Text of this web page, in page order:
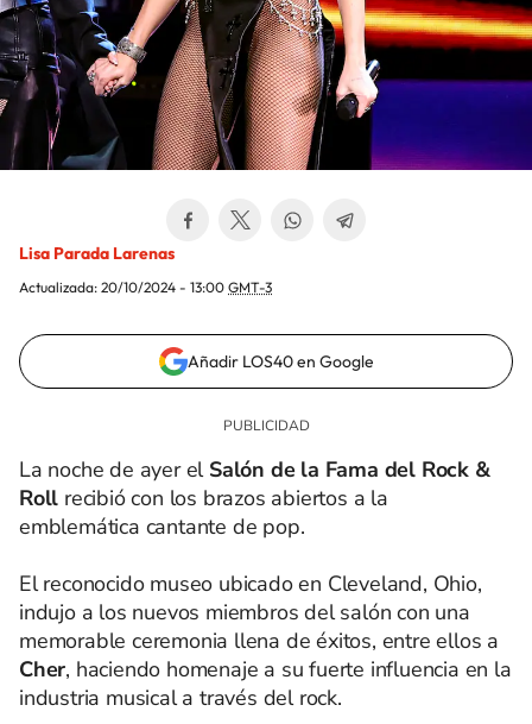
Lisa Parada Larenas
Actualizada: 20/10/2024 - 13:00 GMT-3
Añadir LOS40 en Google
La noche de ayer el Salón de la Fama del Rock &
Roll recibió con los brazos abiertos a la
emblemática cantante de pop.
El reconocido museo ubicado en Cleveland, Ohio,
indujo a los nuevos miembros del salón con una
memorable ceremonia llena de éxitos, entre ellos a
Cher, haciendo homenaje a su fuerte influencia en la
industria musical a través del rock.